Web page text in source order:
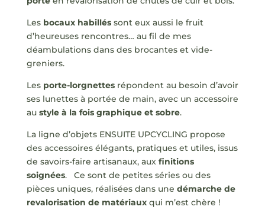
Les bocaux habilléssont eux aussi le fruit
d’heureuses rencontres… au fil de mes
déambulations dans des brocantes et vide-
greniers.
Les porte-lorgnettesrépondent au besoin d’avoir
ses lunettes à portée de main, avec un accessoire
au style à la fois graphique et sobre.
La ligne d’objets ENSUITE UPCYCLING propose
des accessoires élégants, pratiques et utiles, issus
de savoirs-faire artisanaux, aux finitions
soignées. Ce sont de petites séries ou des
pièces uniques, réalisées dans une démarche de
revalorisation de matériauxqui m’est chère !